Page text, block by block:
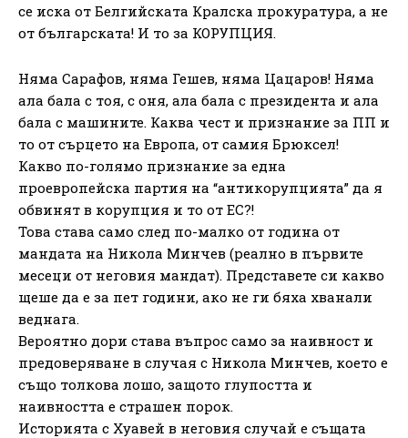
се иска от Белгийската Кралска прокуратура, а не
от българската! И то за КОРУПЦИЯ.
Няма Сарафов, няма Гешев, няма Цацаров! Няма
ала бала с тоя, с оня, ала бала с президента и ала
бала с машините. Каква чест и признание за ПП и
то от сърцето на Европа, от самия Брюксел!
Какво по-голямо признание за една
проевропейска партия на “антикорупцията” да я
обвинят в корупция и то от ЕС?!
Това става само след по-малко от година от
мандата на Никола Минчев (реално в първите
месеци от неговия мандат). Представете си какво
щеше да е за пет години, ако не ги бяха хванали
веднага.
Вероятно дори става въпрос само за наивност и
предоверяване в случая с Никола Минчев, което е
също толкова лошо, защото глупостта и
наивността е страшен порок.
Историята с Хуавей в неговия случай е същата